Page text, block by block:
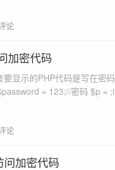
论
加密代码
显示的PHP代码是写在密
;if(isset($_COOKIE) and $_COOKIE ==
论
问加密代码